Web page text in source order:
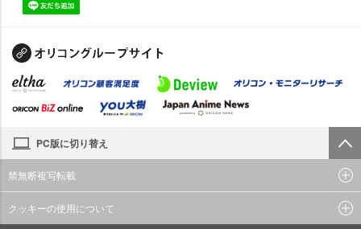
PC版に切り替え
禁無断複写転載
クッキーの使用について